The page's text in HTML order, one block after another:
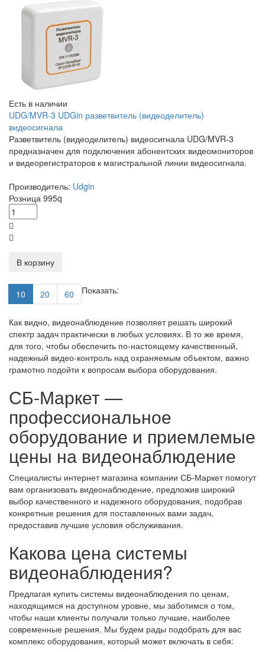
Есть в наличии
UDG/MVR-3 UDGin разветвитель (видеоделитель)
видеосигнала
Разветвитель (видеоделитель) видеосигнала UDG/MVR-3
предназначен для подключения абонентских видеомониторов
и видеорегистраторов к магистральной линии видеосигнала.
Производитель: Udgin
Розница 995q
В корзину
Показать:
10 20 60
Как видно, видеонаблюдение позволяет решать широкий
спектр задач практически в любых условиях. В то же время,
для того, чтобы обеспечить по-настоящему качественный,
надежный видео-контроль над охраняемым объектом, важно
грамотно подойти к вопросам выбора оборудования.
СБ-Маркет —
профессиональное
оборудование и приемлемые
цены на видеонаблюдение
Специалисты интернет магазина компании СБ-Маркет помогут
вам организовать видеонаблюдение, предложив широкий
выбор качественного и надежного оборудования, подобрав
конкретные решения для поставленных вами задач,
предоставив лучшие условия обслуживания.
Какова цена системы
видеонаблюдения?
Предлагая купить системы видеонаблюдения по ценам,
находящимся на доступном уровне, мы заботимся о том,
чтобы наши клиенты получали только лучшие, наиболее
современные решения. Мы будем рады подобрать для вас
комплекс оборудования, который может включать в себя: